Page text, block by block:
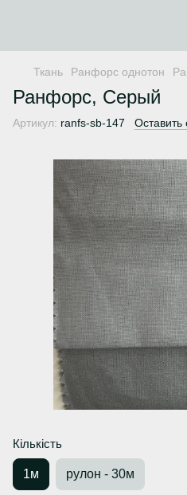
Ткань Ранфорс однотон
Ранфорс, Серый
Артикул: ranfs-sb-147 Оставить
Кількість
1м рулон - 30м